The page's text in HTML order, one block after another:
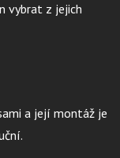
vybrat z jejich
a její montáž je